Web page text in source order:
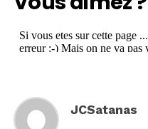
JCSatanas